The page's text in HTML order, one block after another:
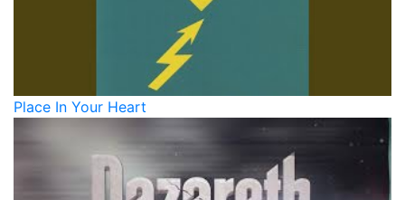
Place In Your Heart